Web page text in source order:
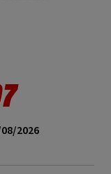
2026